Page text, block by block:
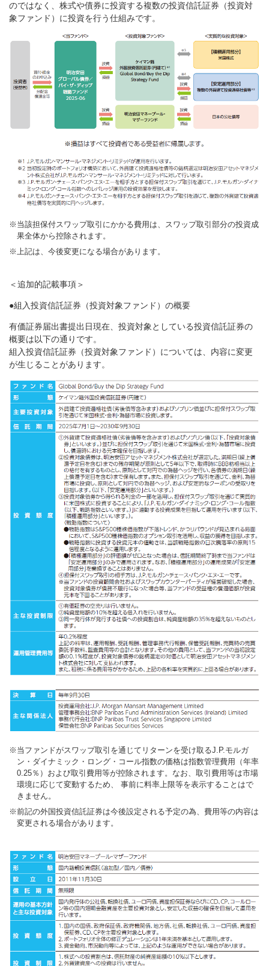
のではなく、株式や債券に投資する複数の投資信託証券（投資対
象ファンド）に投資を行う仕組みです。
当該担保付スワップ取引にかかる費用は、スワップ取引部分の投資成
果全体から控除されます。
上記は、今後変更になる場合があります。
＜追加的記載事項＞
●組入投資信託証券（投資対象ファンド）の概要
有価証券届出書提出日現在、投資対象としている投資信託証券の
概要は以下の通りです。
組入投資信託証券（投資対象ファンド）については、内容に変更
が生じることがあります。
当ファンドがスワップ取引を通じてリターンを受け取るJ.P.モルガ
ン・ダイナミック・ロング・コール指数の価格は指数管理費用（年率
0.25％）および取引費用等が控除されます。なお、取引費用等は市場
環境に応じて変動するため、 事前に料率上限等を表示することはで
きません。
前記の外国投資信託証券は今後設定される予定の為、費用等の内容は
変更される場合があります。